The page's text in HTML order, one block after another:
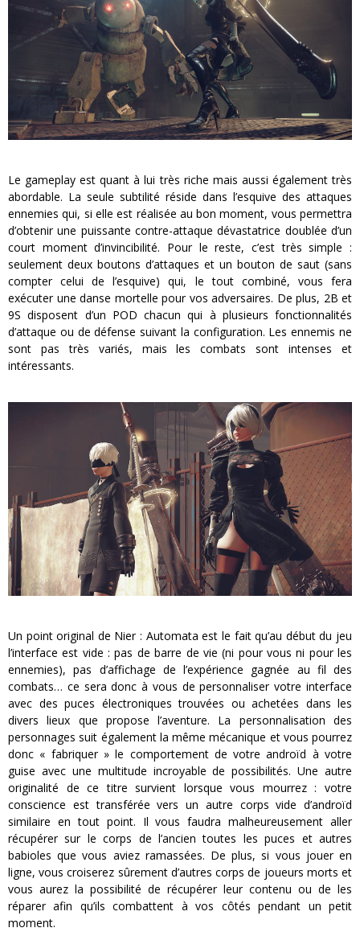
Le gameplay est quant à lui très riche mais aussi également très
abordable. La seule subtilité réside dans l’esquive des attaques
ennemies qui, si elle est réalisée au bon moment, vous permettra
d’obtenir une puissante contre-attaque dévastatrice doublée d’un
court moment d’invincibilité. Pour le reste, c’est très simple :
seulement deux boutons d’attaques et un bouton de saut (sans
compter celui de l’esquive) qui, le tout combiné, vous fera
exécuter une danse mortelle pour vos adversaires. De plus, 2B et
9S disposent d’un POD chacun qui à plusieurs fonctionnalités
d’attaque ou de défense suivant la configuration. Les ennemis ne
sont pas très variés, mais les combats sont intenses et
intéressants.
Un point original de Nier : Automata est le fait qu’au début du jeu
l’interface est vide : pas de barre de vie (ni pour vous ni pour les
ennemies), pas d’affichage de l’expérience gagnée au fil des
combats… ce sera donc à vous de personnaliser votre interface
avec des puces électroniques trouvées ou achetées dans les
divers lieux que propose l’aventure. La personnalisation des
personnages suit également la même mécanique et vous pourrez
donc « fabriquer » le comportement de votre androïd à votre
guise avec une multitude incroyable de possibilités. Une autre
originalité de ce titre survient lorsque vous mourrez : votre
conscience est transférée vers un autre corps vide d’androïd
similaire en tout point. Il vous faudra malheureusement aller
récupérer sur le corps de l’ancien toutes les puces et autres
babioles que vous aviez ramassées. De plus, si vous jouer en
ligne, vous croiserez sûrement d’autres corps de joueurs morts et
vous aurez la possibilité de récupérer leur contenu ou de les
réparer afin qu’ils combattent à vos côtés pendant un petit
moment.